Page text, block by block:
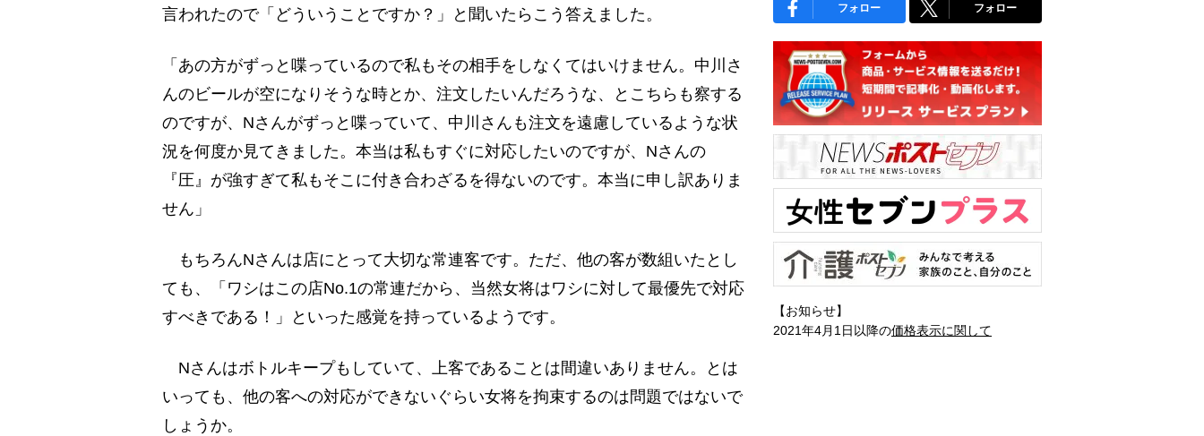
言われたので「どういうことですか？」と聞いたらこう答えました。
「あの方がずっと喋っているので私もその相手をしなくてはいけません。中川さ
んのビールが空になりそうな時とか、注文したいんだろうな、とこちらも察する
のですが、Nさんがずっと喋っていて、中川さんも注文を遠慮しているような状
況を何度か見てきました。本当は私もすぐに対応したいのですが、Nさんの
『圧』が強すぎて私もそこに付き合わざるを得ないのです。本当に申し訳ありま
せん」
もちろんNさんは店にとって大切な常連客です。ただ、他の客が数組いたとし
ても、「ワシはこの店No.1の常連だから、当然女将はワシに対して最優先で対応
すべきである！」といった感覚を持っているようです。
Nさんはボトルキープもしていて、上客であることは間違いありません。とは
いっても、他の客への対応ができないぐらい女将を拘束するのは問題ではないで
しょうか。
フォロー フォロー
【お知らせ】
2021年4月1日以降の価格表示に関して